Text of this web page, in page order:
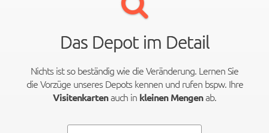
Das Depot im Detail
Nichts ist so beständig wie die Veränderung. Lernen Sie
die Vorzüge unseres Depots kennen und rufen bspw. Ihre
Visitenkartenauch in kleinen Mengenab.